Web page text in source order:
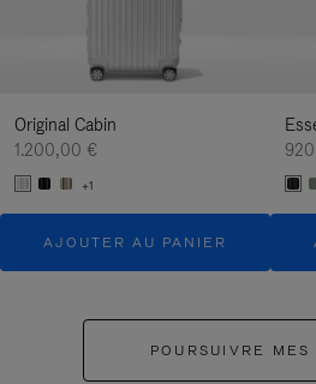
Original Cabin
1.200,00 €
+1
AJOUTER AU PANIER
POURSUIVRE MES